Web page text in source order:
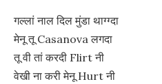
गल्लां नाल दिल मुंडा थाग्ग्दा
मेनू तू Casanova लगदा
तू वी तां करदी Flirt नी
वेखी ना करी मेनू Hurt नी